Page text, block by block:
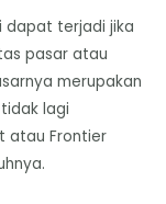
dapat terjadi jika
pasar atau
merupakan
lagi
atau Frontier